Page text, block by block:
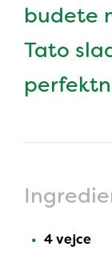
budete
Tato
4 vejce